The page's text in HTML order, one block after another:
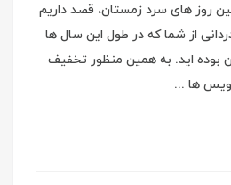
09/29 در اولین روز های سرد زمستان، قصد داریم
از شما که در طول این سال ها
بوده اید. به همین منظور تخفیف
ها ...